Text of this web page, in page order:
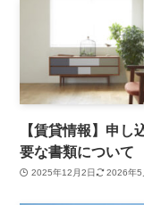
【賃貸情報】申し
要な書類について
2025年12月2日 2026年5